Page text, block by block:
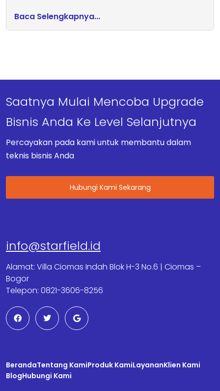
Baca Selengkapnya...
Saatnya Mulai Mencoba Upgrade
Bisnis Anda Ke Level Selanjutnya
Percayakan pada kami untuk membantu dalam
teknis bisnis Anda
Hubungi Kami Sekarang
info@starfield.id
Alamat: Villa Ciomas Indah Blok H-3 No.6 | Ciomas –
Bogor
Telepon: 0821-3606-8256
F
a
c
e
k
T
w
t
G
o
o
g
BerandaTentang KamiProduk KamiLayananKlien Kami
BlogHubungi Kami